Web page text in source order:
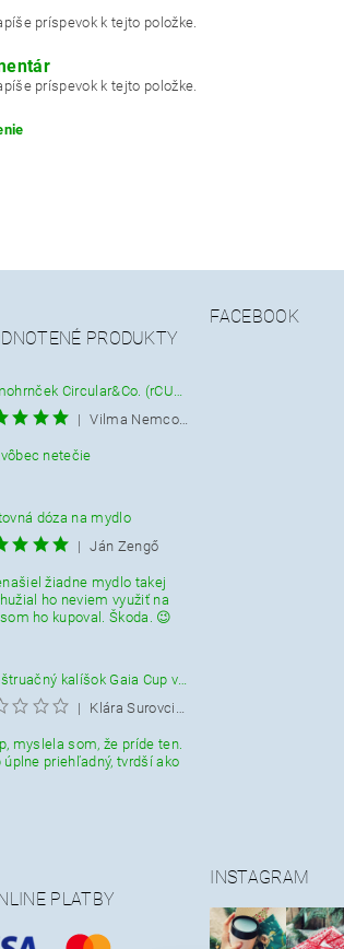
príspevok k tejto položke.
príspevok k tejto položke.
PRODUKTY
|
Vilma Nemcová
netečie
dóza na mydlo
|
Ján Zengő
žiadne mydlo takej
ho neviem využiť na
ho kupoval. Škoda. 😉
|
Klára Surovcikova
myslela som, že príde ten.
úplne priehľadný, tvrdší ako
FACEBOOK
PLATBY
INSTAGRAM